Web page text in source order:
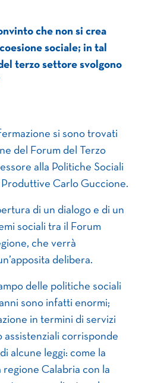
che non si crea
sociale; in tal
terzo settore svolgono
si sono trovati
del Forum del Terzo
alla Politiche Sociali
Carlo Guccione.
di un dialogo e di un
sociali tra il Forum
che verrà
delibera.
delle politiche sociali
sono infatti enormi;
in termini di servizi
corrisponde
alcune leggi: come la
Calabria con la